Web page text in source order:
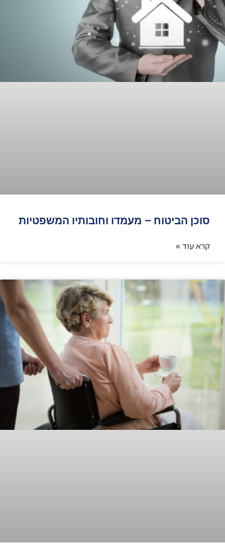
סוכן הביטוח – מעמדו וחובותיו המשפטיות
קרא עוד »